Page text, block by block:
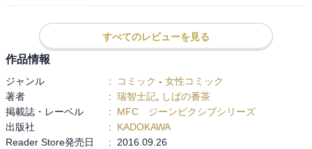
すべてのレビューを見る
作品情報
ジャンル : コミック - 女性コミック
著者
: 瑞智士記
しばの番茶
掲載誌・レーベル
:
MFC ジーンピクシブシリーズ
出版社
:
KADOKAWA
Reader Store発売日
: 2016.09.26